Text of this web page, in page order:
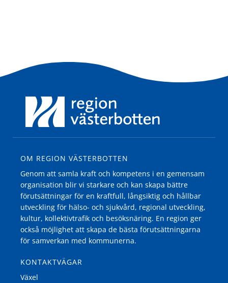
OM REGION VÄSTERBOTTEN
Genom att samla kraft och kompetens i en gemensam
organisation blir vi starkare och kan skapa bättre
förutsättningar för en kraftfull, långsiktig och hållbar
utveckling för hälso- och sjukvård, regional utveckling,
kultur, kollektivtrafik och besöksnäring. En region ger
också möjlighet att skapa de bästa förutsättningarna
för samverkan med kommunerna.
KONTAKTVÄGAR
Växel